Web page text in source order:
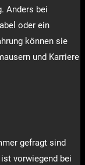
Anders bei
oder ein
können sie
und Karriere
gefragt sind
vorwiegend bei